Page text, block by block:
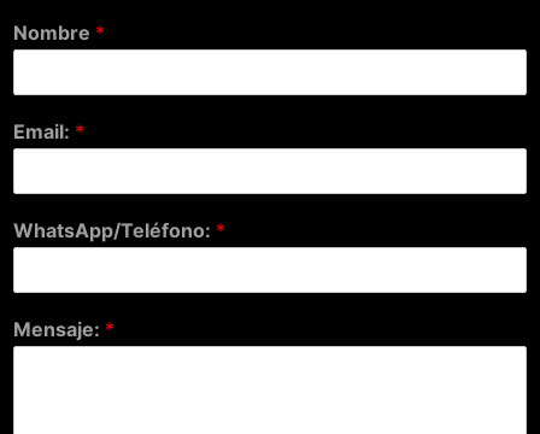
Nombre *
Email: *
WhatsApp/Teléfono: *
Mensaje: *